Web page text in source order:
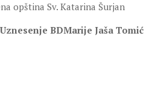
opština Sv. Katarina Šurjan
BDMarije Jaša Tomić